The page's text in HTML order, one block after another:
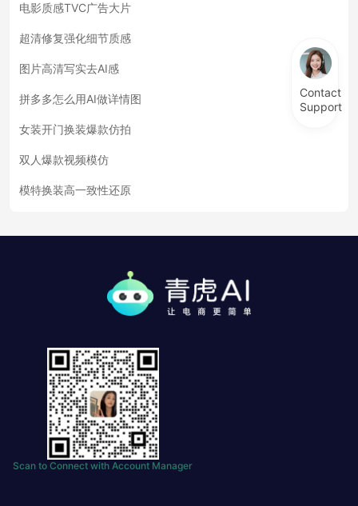
电影质感TVC广告大片
超清修复强化细节质感
图片高清写实去AI感
拼多多怎么用AI做详情图
女装开门换装爆款仿拍
双人爆款视频模仿
模特换装高一致性还原
Scan to Connect with Account Manager
Contact
Support